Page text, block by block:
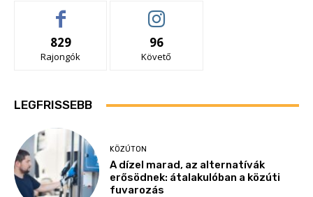
829
Rajongók
96
Követő
LEGFRISSEBB
KÖZÚTON
A dízel marad, az alternatívák
erősödnek: átalakulóban a közúti
fuvarozás